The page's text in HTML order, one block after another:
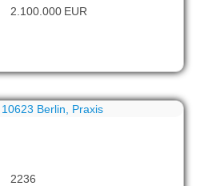
2.100.000 EUR
2236